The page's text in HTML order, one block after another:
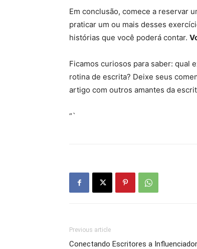
Em conclusão, comece a reservar
praticar um ou mais desses
histórias que você poderá contar.
Ficamos curiosos para saber: qual
rotina de escrita? Deixe seus
artigo com outros amantes da
“`
Previous article
Conectando Escritores a